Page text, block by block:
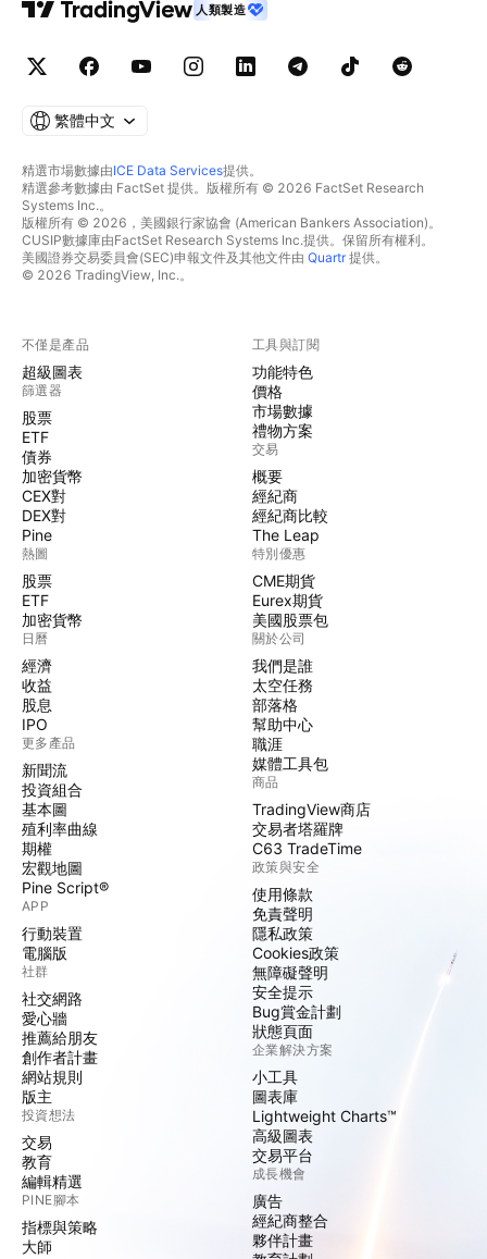
人類製造
繁體中文
精選市場數據由ICE Data Services提供。
精選參考數據由 FactSet 提供。版權所有 © 2026 FactSet Research
Systems Inc.。
版權所有 © 2026，美國銀行家協會 (American Bankers Association)。
CUSIP數據庫由FactSet Research Systems Inc.提供。保留所有權利。
美國證券交易委員會(SEC)申報文件及其他文件由 Quartr提供。
© 2026 TradingView, Inc.。
不僅是產品
超級圖表
篩選器
股票
ETF
債券
加密貨幣
CEX對
DEX對
Pine
熱圖
股票
ETF
加密貨幣
日曆
經濟
收益
股息
IPO
更多產品
新聞流
投資組合
基本圖
殖利率曲線
期權
宏觀地圖
Pine Script®
APP
行動裝置
電腦版
社群
社交網路
愛心牆
推薦給朋友
創作者計畫
網站規則
版主
投資想法
交易
教育
編輯精選
PINE腳本
指標與策略
大師
工具與訂閱
功能特色
價格
市場數據
禮物方案
交易
概要
經紀商
經紀商比較
The Leap
特別優惠
CME期貨
Eurex期貨
美國股票包
關於公司
我們是誰
太空任務
部落格
幫助中心
職涯
媒體工具包
商品
TradingView商店
交易者塔羅牌
C63 TradeTime
政策與安全
使用條款
免責聲明
隱私政策
Cookies政策
無障礙聲明
安全提示
Bug賞金計劃
狀態頁面
企業解決方案
小工具
圖表庫
Lightweight Charts™
高級圖表
交易平台
成長機會
廣告
經紀商整合
夥伴計畫